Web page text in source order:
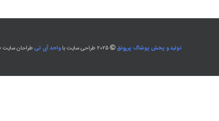
تولید و پخش پوشاک پررونق واحد آی تیطراحان سایت